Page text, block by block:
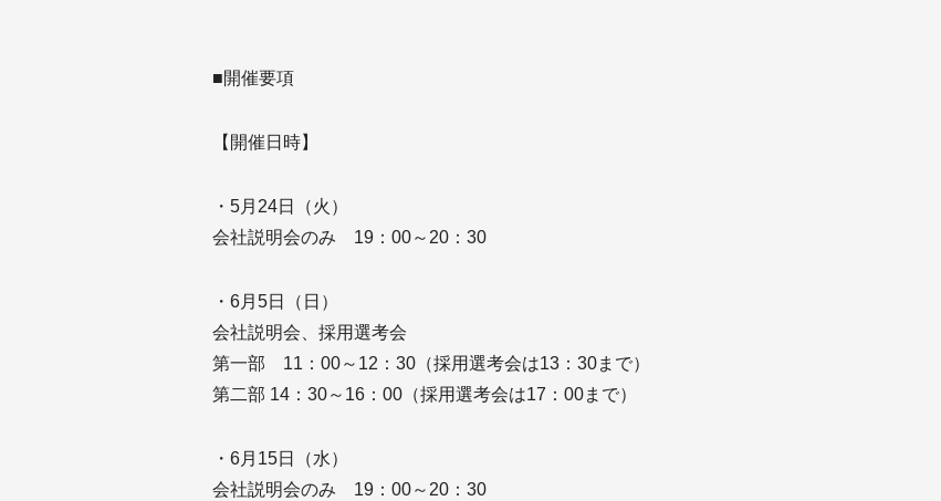
■開催要項
【開催日時】
・5月24日（火）
会社説明会のみ 19：00～20：30
・6月5日（日）
会社説明会、採用選考会
第一部 11：00～12：30（採用選考会は13：30まで）
第二部 14：30～16：00（採用選考会は17：00まで）
・6月15日（水）
会社説明会のみ 19：00～20：30